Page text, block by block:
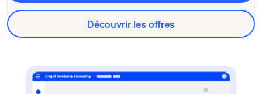
Découvrir les offres